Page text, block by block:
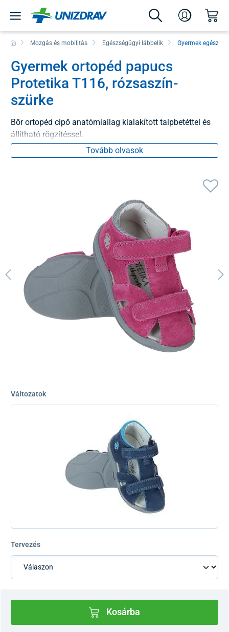
Mozgás és mobilitás Egészségügyi lábbelik Gyermek
Gyermek ortopéd papucs
Protetika T116, rózsaszín-
szürke
Bőr ortopéd cipő anatómiailag kialakított talpbetéttel és
állítható rögzítéssel.
Tovább olvasok
Változatok
Tervezés
Kosárba